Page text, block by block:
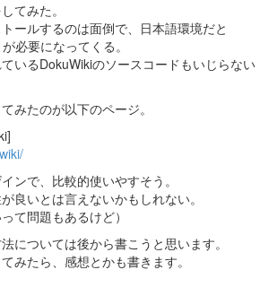
てみた。
ールするのは面倒で、日本語環境だと
必要になってくる。
いるDokuWikiのソースコードもいじらない
みたのが以下のページ。
ンで、比較的使いやすそう。
良いとは言えないかもしれない。
て問題もあるけど）
については後から書こうと思います。
みたら、感想とかも書きます。